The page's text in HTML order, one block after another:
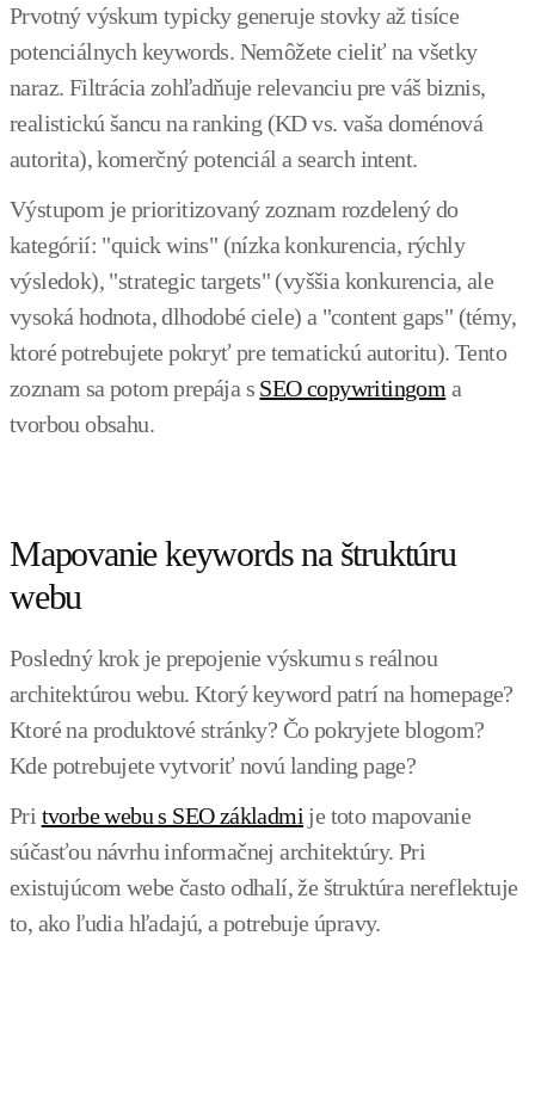
Prvotný výskum typicky generuje stovky až tisíce
potenciálnych keywords. Nemôžete cieliť na všetky
naraz. Filtrácia zohľadňuje relevanciu pre váš biznis,
realistickú šancu na ranking (KD vs. vaša doménová
autorita), komerčný potenciál a search intent.
Výstupom je prioritizovaný zoznam rozdelený do
kategórií: "quick wins" (nízka konkurencia, rýchly
výsledok), "strategic targets" (vyššia konkurencia, ale
vysoká hodnota, dlhodobé ciele) a "content gaps" (témy,
ktoré potrebujete pokryť pre tematickú autoritu). Tento
zoznam sa potom prepája s SEO copywritingom a
tvorbou obsahu.
Mapovanie keywords na štruktúru
webu
Posledný krok je prepojenie výskumu s reálnou
architektúrou webu. Ktorý keyword patrí na homepage?
Ktoré na produktové stránky? Čo pokryjete blogom?
Kde potrebujete vytvoriť novú landing page?
Pri tvorbe webu s SEO základmi je toto mapovanie
súčasťou návrhu informačnej architektúry. Pri
existujúcom webe často odhalí, že štruktúra nereflektuje
to, ako ľudia hľadajú, a potrebuje úpravy.